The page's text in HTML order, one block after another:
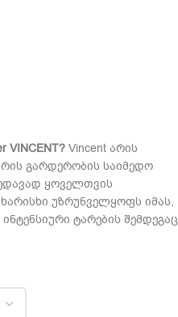
VINCENT? Vincent არის
გარდერობის საიმედო
ყოველთვის
უზრუნველყოფს იმას,
ტარების შემდეგაც